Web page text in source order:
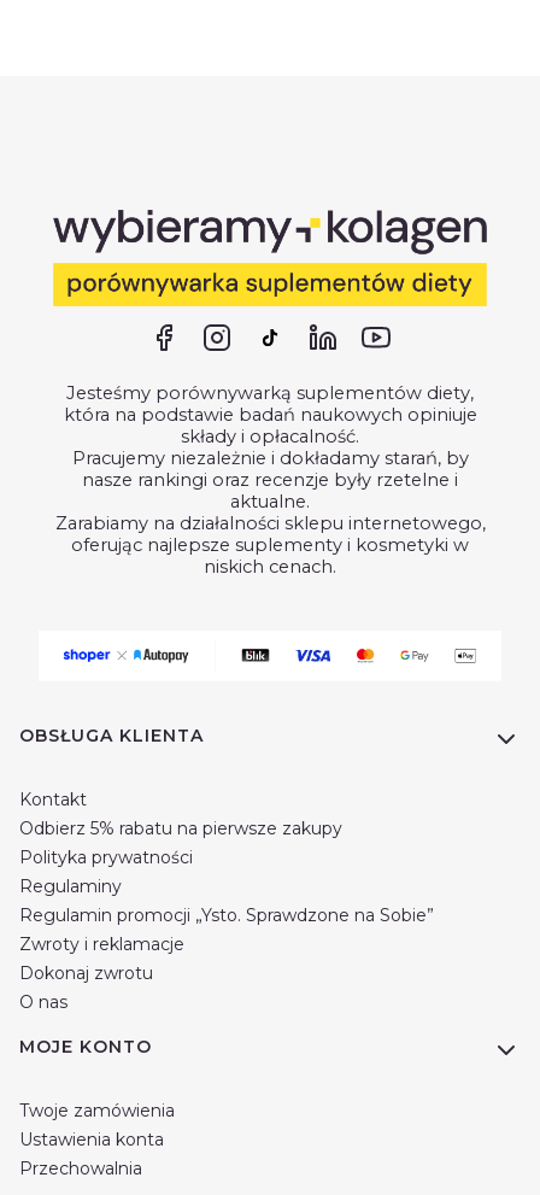
Jesteśmy porównywarką suplementów diety,
która na podstawie badań naukowych opiniuje
składy i opłacalność.
Pracujemy niezależnie i dokładamy starań, by
nasze rankingi oraz recenzje były rzetelne i
aktualne.
Zarabiamy na działalności sklepu internetowego,
oferując najlepsze suplementy i kosmetyki w
niskich cenach.
Linki w stopce
OBSŁUGA KLIENTA
Kontakt
Odbierz 5% rabatu na pierwsze zakupy
Polityka prywatności
Regulaminy
Regulamin promocji „Ysto. Sprawdzone na Sobie”
Zwroty i reklamacje
Dokonaj zwrotu
O nas
MOJE KONTO
Twoje zamówienia
Ustawienia konta
Przechowalnia